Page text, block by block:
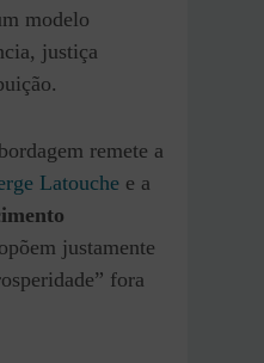
modelo
justiça
remete a
Latouche e a
justamente
fora